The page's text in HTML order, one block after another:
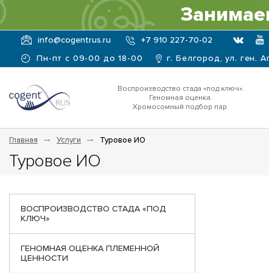
info@cogentrus.ru +7 910 227-70-02
Пн-пт с 09-00 до 18-00 г. Белгород, ул. ген.
Воспроизводство стада «под ключ».
Геномная оценка.
Хромосомный подбор пар.
Главная Услуги Туровое ИО
Туровое ИО
ВОСПРОИЗВОДСТВО СТАДА «ПОД
КЛЮЧ»
ГЕНОМНАЯ ОЦЕНКА ПЛЕМЕННОЙ
ЦЕННОСТИ